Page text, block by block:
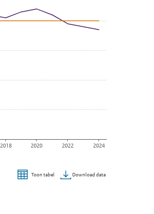
2018 2020 2022 2024
Toon tabel Download data